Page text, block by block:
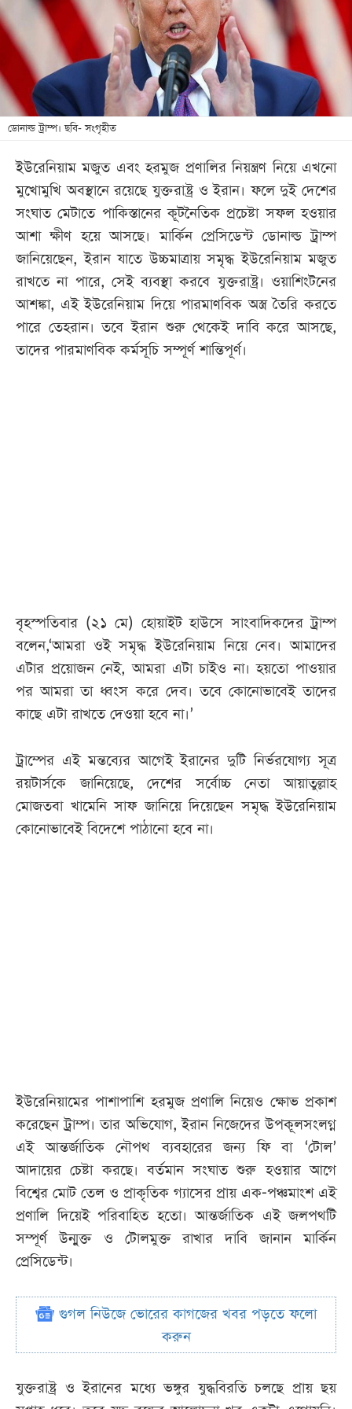
খেলা
বিনোদন
লাইফ
স্টাইল
শিক্ষা
সব
বিভাগ
ছবি
ভিডিও
আর্কাইভ
ডোনাল্ড ট্রাম্প। ছবি- সংগৃহীত
ইউরেনিয়াম মজুত এবং হরমুজ প্রণালির নিয়ন্ত্রণ নিয়ে এখনো
মুখোমুখি অবস্থানে রয়েছে যুক্তরাষ্ট্র ও ইরান। ফলে দুই দেশের
সংঘাত মেটাতে পাকিস্তানের কূটনৈতিক প্রচেষ্টা সফল হওয়ার
আশা ক্ষীণ হয়ে আসছে। মার্কিন প্রেসিডেন্ট ডোনাল্ড ট্রাম্প
জানিয়েছেন, ইরান যাতে উচ্চমাত্রায় সমৃদ্ধ ইউরেনিয়াম মজুত
রাখতে না পারে, সেই ব্যবস্থা করবে যুক্তরাষ্ট্র। ওয়াশিংটনের
আশঙ্কা, এই ইউরেনিয়াম দিয়ে পারমাণবিক অস্ত্র তৈরি করতে
পারে তেহরান। তবে ইরান শুরু থেকেই দাবি করে আসছে,
তাদের পারমাণবিক কর্মসূচি সম্পূর্ণ শান্তিপূর্ণ।
বৃহস্পতিবার (২১ মে) হোয়াইট হাউসে সাংবাদিকদের ট্রাম্প
বলেন,‘আমরা ওই সমৃদ্ধ ইউরেনিয়াম নিয়ে নেব। আমাদের
এটার প্রয়োজন নেই, আমরা এটা চাইও না। হয়তো পাওয়ার
পর আমরা তা ধ্বংস করে দেব। তবে কোনোভাবেই তাদের
কাছে এটা রাখতে দেওয়া হবে না।’
ট্রাম্পের এই মন্তব্যের আগেই ইরানের দুটি নির্ভরযোগ্য সূত্র
রয়টার্সকে জানিয়েছে, দেশের সর্বোচ্চ নেতা আয়াতুল্লাহ
মোজতবা খামেনি সাফ জানিয়ে দিয়েছেন সমৃদ্ধ ইউরেনিয়াম
কোনোভাবেই বিদেশে পাঠানো হবে না।
ইউরেনিয়ামের পাশাপাশি হরমুজ প্রণালি নিয়েও ক্ষোভ প্রকাশ
করেছেন ট্রাম্প। তার অভিযোগ, ইরান নিজেদের উপকূলসংলগ্ন
এই আন্তর্জাতিক নৌপথ ব্যবহারের জন্য ফি বা ‘টোল’
আদায়ের চেষ্টা করছে। বর্তমান সংঘাত শুরু হওয়ার আগে
বিশ্বের মোট তেল ও প্রাকৃতিক গ্যাসের প্রায় এক-পঞ্চমাংশ এই
প্রণালি দিয়েই পরিবাহিত হতো। আন্তর্জাতিক এই জলপথটি
সম্পূর্ণ উন্মুক্ত ও টোলমুক্ত রাখার দাবি জানান মার্কিন
প্রেসিডেন্ট।
গুগল নিউজে ভোরের কাগজের খবর পড়তে ফলো
করুন
যুক্তরাষ্ট্র ও ইরানের মধ্যে ভঙ্গুর যুদ্ধবিরতি চলছে প্রায় ছয়